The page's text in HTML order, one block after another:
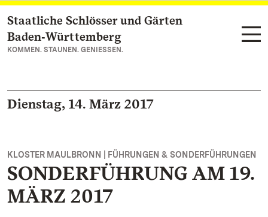
Zum Hauptinhalt springen
Staatliche Schlösser und Gärten
Baden‑Württemberg
KOMMEN. STAUNEN. GENIESSEN.
Dienstag, 14. März 2017
KLOSTER MAULBRONN | FÜHRUNGEN & SONDERFÜHRUNGEN
SONDERFÜHRUNG AM 19.
MÄRZ 2017